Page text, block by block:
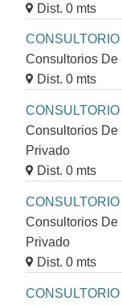
Dist. 0 mts
Consultorios De
Dist. 0 mts
Consultorios
Privado
Dist. 0 mts
Consultorios
Privado
Dist. 0 mts